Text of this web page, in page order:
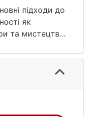
підходи до
як
та мистецтва.